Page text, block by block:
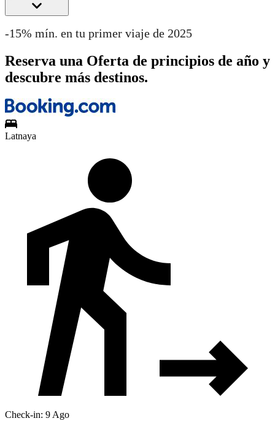
-15% mín. en tu primer viaje de 2025
Reserva una Oferta de principios de año y
descubre más destinos.
Latnaya
Check-in: 9 Ago